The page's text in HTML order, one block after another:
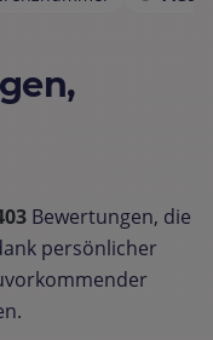
Bewertungen, die
persönlicher